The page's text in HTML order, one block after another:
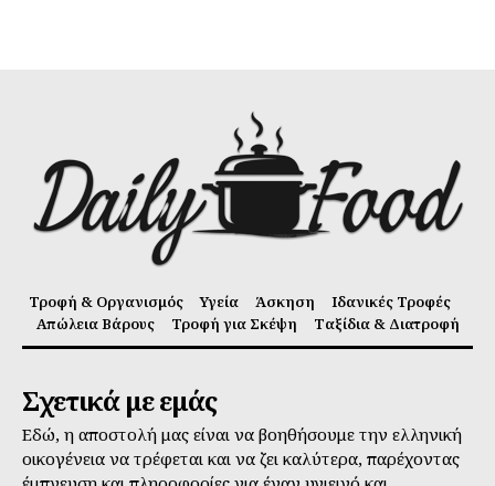
Τροφή & Οργανισμός Υγεία Άσκηση
Ιδανικές Τροφές
Απώλεια Βάρους
Τροφή για Σκέψη Ταξίδια & Διατροφή
Σχετικά με εμάς
Εδώ, η αποστολή μας είναι να βοηθήσουμε την ελληνική
οικογένεια να τρέφεται και να ζει καλύτερα, παρέχοντας